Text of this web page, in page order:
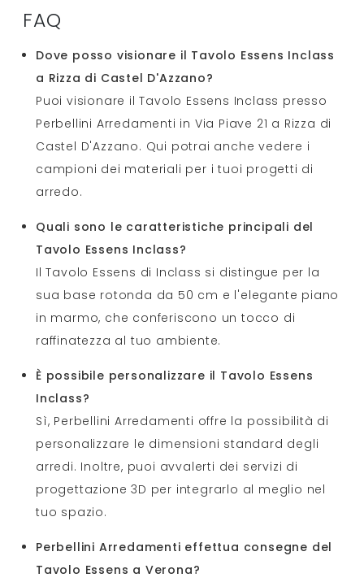
FAQ
Dove posso visionare il Tavolo Essens Inclass
a Rizza di Castel D'Azzano?
Puoi visionare il Tavolo Essens Inclass presso
Perbellini Arredamenti in Via Piave 21 a Rizza di
Castel D'Azzano. Qui potrai anche vedere i
campioni dei materiali per i tuoi progetti di
arredo.
Quali sono le caratteristiche principali del
Tavolo Essens Inclass?
Il Tavolo Essens di Inclass si distingue per la
sua base rotonda da 50 cm e l'elegante piano
in marmo, che conferiscono un tocco di
raffinatezza al tuo ambiente.
È possibile personalizzare il Tavolo Essens
Inclass?
Sì, Perbellini Arredamenti offre la possibilità di
personalizzare le dimensioni standard degli
arredi. Inoltre, puoi avvalerti dei servizi di
progettazione 3D per integrarlo al meglio nel
tuo spazio.
Perbellini Arredamenti effettua consegne del
Tavolo Essens a Verona?